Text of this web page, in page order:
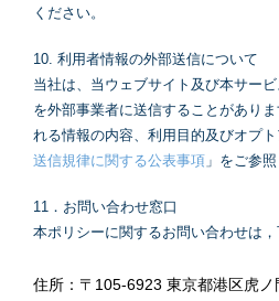
ください。
10. 利用者情報の外部送信について
当社は、当ウェブサイト及び本サー
を外部事業者に送信することがあり
れる情報の内容、利用目的及びオプ
送信規律に関する公表事項 」をご参照
11．お問い合わせ窓口
本ポリシーに関するお問い合わせは，
住所：〒105-6923 東京都港区虎